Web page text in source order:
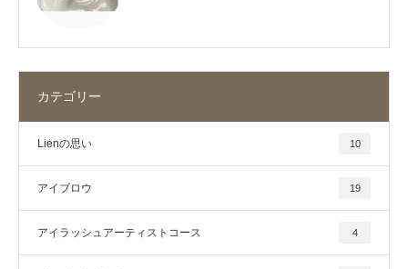
カテゴリー
Lienの思い 10
アイブロウ 19
アイラッシュアーティストコース 4